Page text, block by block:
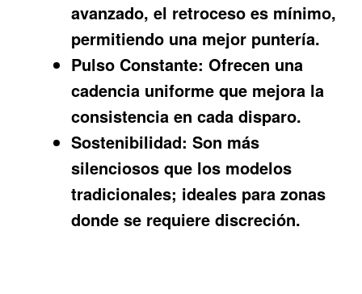
avanzado, el retroceso es mínimo,
permitiendo una mejor puntería.
Pulso Constante: Ofrecen una
cadencia uniforme que mejora la
consistencia en cada disparo.
Sostenibilidad: Son más
silenciosos que los modelos
tradicionales; ideales para zonas
donde se requiere discreción.